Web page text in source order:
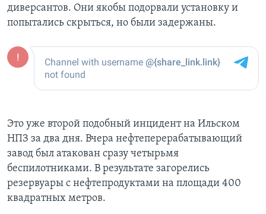
диверсантов. Они якобы подорвали установку и
попытались скрыться, но были задержаны.
Это уже второй подобный инцидент на Ильском
НПЗ за два дня. Вчера нефтеперерабатывающий
завод был атакован сразу четырьмя
беспилотниками. В результате загорелись
резервуары с нефтепродуктами на площади 400
квадратных метров.